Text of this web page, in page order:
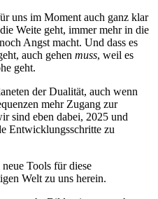
uns im Moment auch ganz klar
Weite geht, immer mehr in die
Angst macht. Und dass es
auch gehen muss, weil es
geht.
der Dualität, auch wenn
mehr Zugang zur
sind eben dabei, 2025 und
Entwicklungsschritte zu
Tools für diese
Welt zu uns herein.